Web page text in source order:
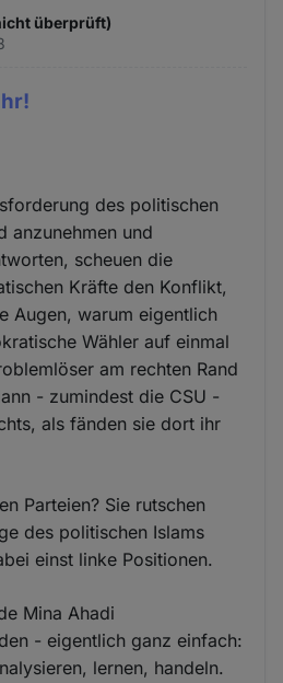
überprüft)
des politischen
anzunehmen und
scheuen die
Kräfte den Konflikt,
Augen, warum eigentlich
Wähler auf einmal
am rechten Rand
- zumindest die CSU -
als fänden sie dort ihr
Parteien? Sie rutschen
des politischen Islams
einst linke Positionen.
Mina Ahadi
- eigentlich ganz einfach:
lernen, handeln.